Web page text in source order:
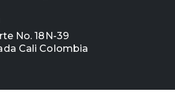
No. 18N-39
Cali Colombia